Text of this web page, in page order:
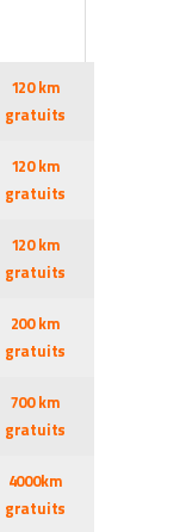
120 km
gratuits
120 km
gratuits
120 km
gratuits
200 km
gratuits
700 km
gratuits
4000km
gratuits